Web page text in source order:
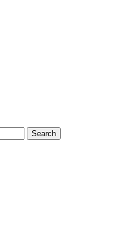
Search